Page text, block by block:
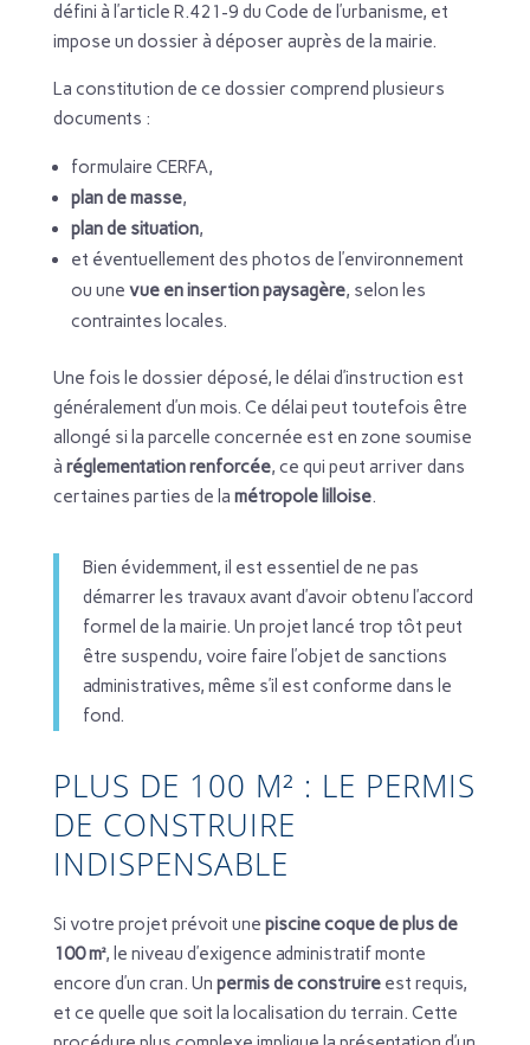
défini à l’article R.421-9 du Code de l’urbanisme, et
impose un dossier à déposer auprès de la mairie.
La constitution de ce dossier comprend plusieurs
documents :
formulaire CERFA,
plan de masse,
plan de situation,
et éventuellement des photos de l’environnement
ou une vue en insertion paysagère, selon les
contraintes locales.
Une fois le dossier déposé, le délai d’instruction est
généralement d’un mois. Ce délai peut toutefois être
allongé si la parcelle concernée est en zone soumise
à réglementation renforcée, ce qui peut arriver dans
certaines parties de la métropole lilloise.
Bien évidemment, il est essentiel de ne pas
démarrer les travaux avant d’avoir obtenu l’accord
formel de la mairie. Un projet lancé trop tôt peut
être suspendu, voire faire l’objet de sanctions
administratives, même s’il est conforme dans le
fond.
PLUS DE 100 M² : LE PERMIS
DE CONSTRUIRE
INDISPENSABLE
Si votre projet prévoit une piscine coque de plus de
100 m², le niveau d’exigence administratif monte
encore d’un cran. Un permis de construireest requis,
et ce quelle que soit la localisation du terrain. Cette